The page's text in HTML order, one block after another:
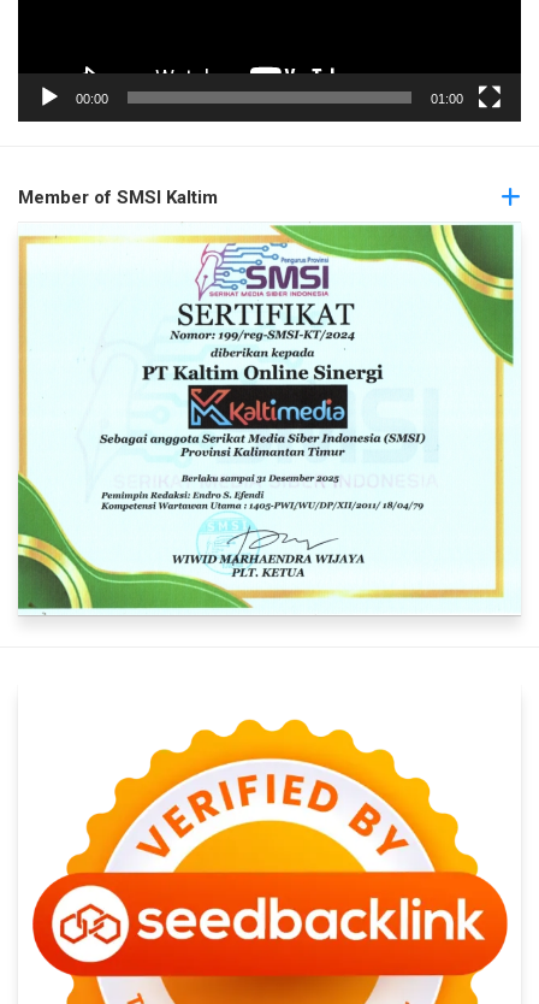
00:00 01:00
Member of SMSI Kaltim